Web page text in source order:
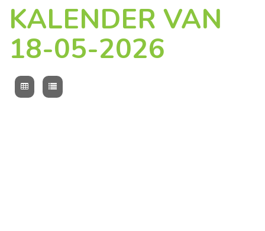
KALENDER VAN
18-05-2026